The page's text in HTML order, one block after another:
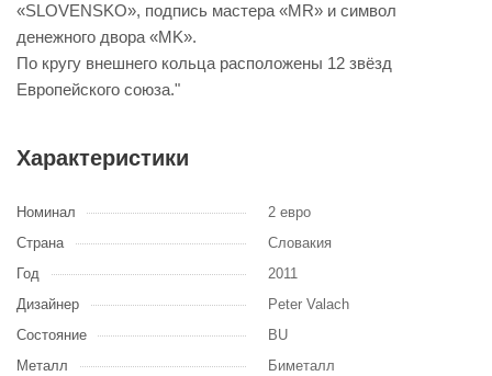
«SLOVENSKO», подпись мастера «MR» и символ
денежного двора «MK».
По кругу внешнего кольца расположены 12 звёзд
Европейского союза."
Характеристики
Номинал
2 евро
Страна
Словакия
Год
2011
Дизайнер
Peter Valach
Состояние
BU
Металл
Биметалл